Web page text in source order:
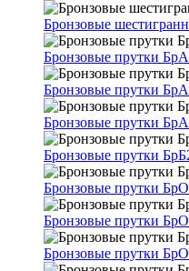
Бронзовые
Бронзовые прутки
Бронзовые прутки
Бронзовые прутки
Бронзовые прутки
Бронзовые прутки
Бронзовые прутки
Бронзовые прутки